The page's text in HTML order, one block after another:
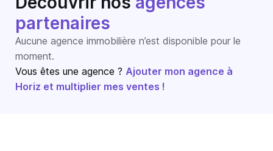
partenaires
Aucune agence immobilière n’est disponible pour le
moment.
Vous êtes une agence ? Ajouter mon agence à
Horiz et multiplier mes ventes !